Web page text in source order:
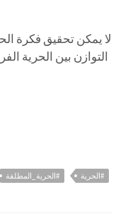
لا يمكن تحقيق فكرة
التوازن بين الحرية
#الحرية #الحرية_المطلقة